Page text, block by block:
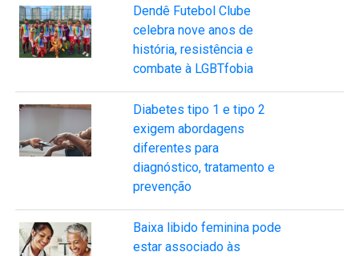
Dendê Futebol Clube
celebra nove anos de
história, resistência e
combate à LGBTfobia
Diabetes tipo 1 e tipo 2
exigem abordagens
diferentes para
diagnóstico, tratamento e
prevenção
Baixa libido feminina pode
estar associado às